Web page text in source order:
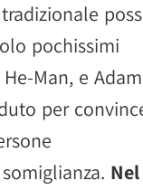
pochissimi
Man, e
per